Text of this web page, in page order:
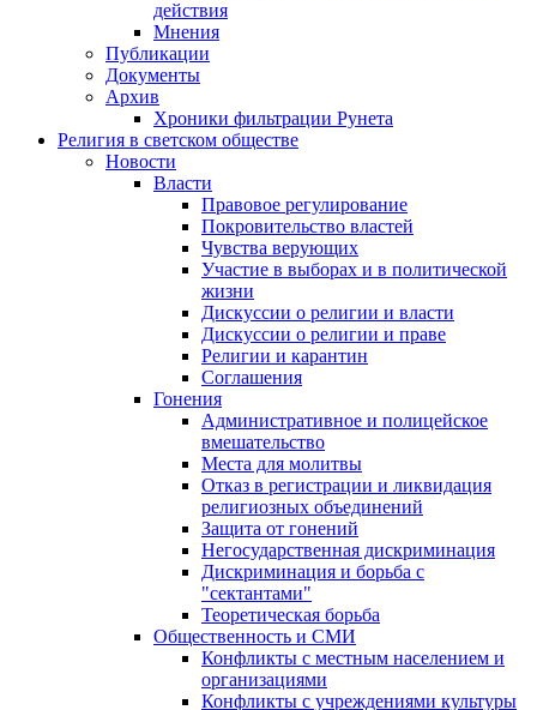
действия
Мнения
Публикации
Документы
Архив
Хроники фильтрации Рунета
Религия в светском обществе
Новости
Власти
Правовое регулирование
Покровительство властей
Чувства верующих
Участие в выборах и в политической
жизни
Дискуссии о религии и власти
Дискуссии о религии и праве
Религии и карантин
Соглашения
Гонения
Административное и полицейское
вмешательство
Места для молитвы
Отказ в регистрации и ликвидация
религиозных объединений
Защита от гонений
Негосударственная дискриминация
Дискриминация и борьба с
"сектантами"
Теоретическая борьба
Общественность и СМИ
Конфликты с местным населением и
организациями
Конфликты с учреждениями культуры